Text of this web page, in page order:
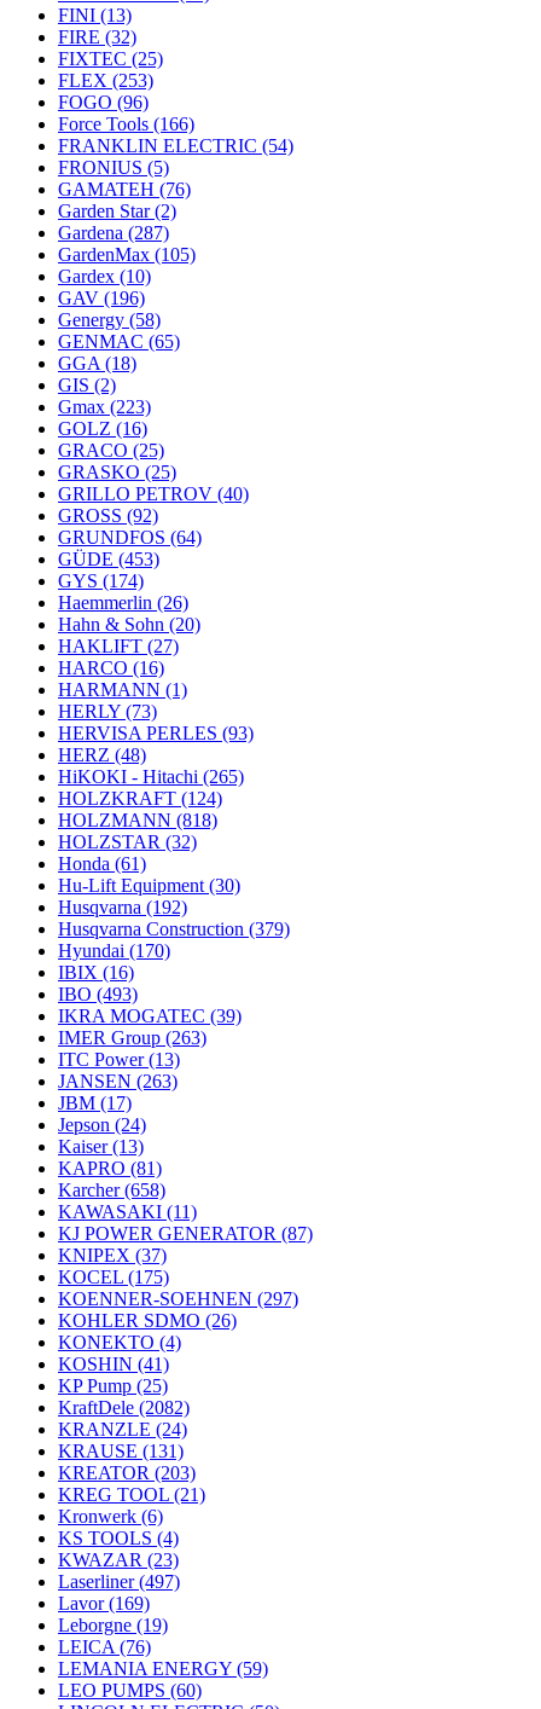
FINI (13)
FIRE (32)
FIXTEC (25)
FLEX (253)
FOGO (96)
Force Tools (166)
FRANKLIN ELECTRIC (54)
FRONIUS (5)
GAMATEH (76)
Garden Star(2)
Gardena (287)
GardenMax (105)
Gardex (10)
GAV (196)
Genergy (58)
GENMAC (65)
GGA (18)
GIS (2)
Gmax (223)
GOLZ (16)
GRACO (25)
GRASKO (25)
GRILLO PETROV (40)
GROSS (92)
GRUNDFOS (64)
GÜDE (453)
GYS (174)
Haemmerlin (26)
Hahn & Sohn (20)
HAKLIFT (27)
HARCO (16)
HARMANN (1)
HERLY (73)
HERVISA PERLES (93)
HERZ (48)
HiKOKI - Hitachi (265)
HOLZKRAFT (124)
HOLZMANN (818)
HOLZSTAR (32)
Honda (61)
Hu-Lift Equipment (30)
Husqvarna (192)
Husqvarna Construction (379)
Hyundai (170)
IBIX (16)
IBO (493)
IKRA MOGATEC (39)
IMER Group (263)
ITC Power(13)
JANSEN (263)
JBM (17)
Jepson (24)
Kaiser(13)
KAPRO (81)
Karcher(658)
KAWASAKI (11)
KJ POWER GENERATOR (87)
KNIPEX (37)
KOCEL (175)
KOENNER-SOEHNEN (297)
KOHLER SDMO (26)
KONEKTO (4)
KOSHIN (41)
KP Pump (25)
KraftDele (2082)
KRANZLE (24)
KRAUSE (131)
KREATOR (203)
KREG TOOL (21)
Kronwerk (6)
KS TOOLS (4)
KWAZAR (23)
Laserliner(497)
Lavor(169)
Leborgne (19)
LEICA (76)
LEMANIA ENERGY (59)
LEO PUMPS (60)